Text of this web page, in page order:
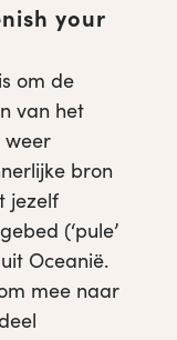
your
om de
van het
weer
bron
jezelf
(‘pule’
Oceanië.
mee naar